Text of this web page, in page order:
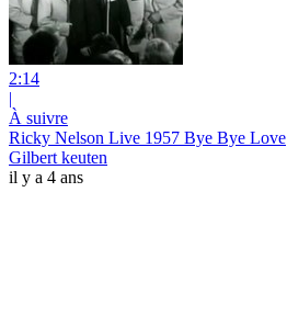
2:14
|
À suivre
Ricky Nelson Live 1957 Bye Bye Love
Gilbert keuten
il y a 4 ans